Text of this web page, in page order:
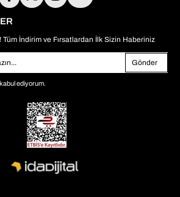
İndirim ve Fırsatlardan İlk Sizin Haberiniz
Gönder
kabul ediyorum.